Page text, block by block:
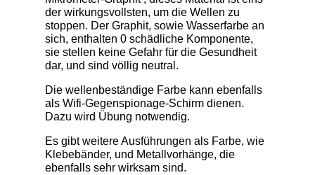
der wirkungsvollsten, um die Wellen zu
stoppen. Der Graphit, sowie Wasserfarbe an
sich, enthalten 0 schädliche Komponente,
sie stellen keine Gefahr für die Gesundheit
dar, und sind völlig neutral.
Die wellenbeständige Farbe kann ebenfalls
als Wifi-Gegenspionage-Schirm dienen.
Dazu wird Übung notwendig.
Es gibt weitere Ausführungen als Farbe, wie
Klebebänder, und Metallvorhänge, die
ebenfalls sehr wirksam sind.